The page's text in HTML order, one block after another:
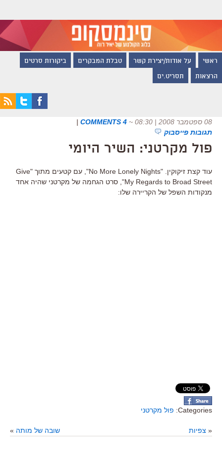
ראשי על אודות/יצירת קשר טבלת המבקרים ביקורות סרטים
הרצאות תסריט.ים
08 ספטמבר 2008 | 08:30 ~
4 COMMENTS
|
תגובות פייסבוק
פול מקרטני: השיר היומי
עוד קצת זיקוקין. "No More Lonely Nights", עם קטעים מתוך "Give
My Regards to Broad Street", סרט הגחמה של מקרטני שהיה אחד
מנקודות השפל של הקריירה שלו:
Categories: פול מקרטני
« צפיות שובה של מותה »